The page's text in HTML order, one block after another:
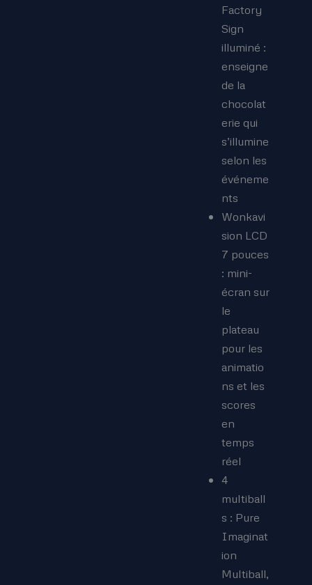
Factory
Sign
illuminé :
enseigne
de la
chocolat
erie qui
s’illumine
selon les
événeme
nts
Wonkavi
sion LCD
7 pouces
: mini-
écran sur
le
plateau
pour les
animatio
ns et les
scores
en
temps
réel
4
multiball
s : Pure
Imaginat
ion
Multiball,